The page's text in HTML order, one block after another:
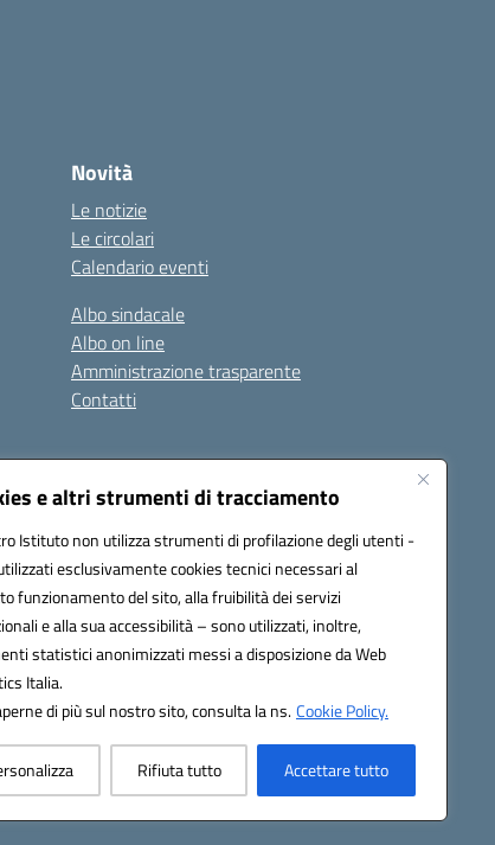
e altri strumenti di tracciamento
Istituto non utilizza strumenti di profilazione degli utenti -
esclusivamente cookies tecnici necessari al
funzionamento del sito, alla fruibilità dei servizi
e alla sua accessibilità – sono utilizzati, inoltre,
statistici anonimizzati messi a disposizione da Web
Italia.
di più sul nostro sito, consulta la ns.Cookie Policy.
Rifiuta tutto Accettare tutto
Novità
Le notizie
Le circolari
Calendario eventi
Albo sindacale
Albo on line
Amministrazione trasparente
Contatti